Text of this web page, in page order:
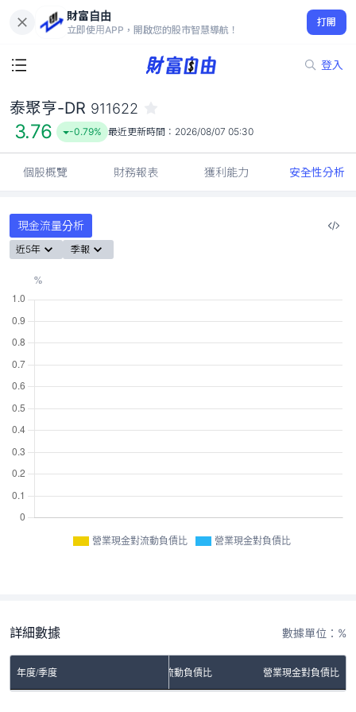
財富自由
立即使用APP，開啟您的股市智慧導航！
打開
登入
3.76
-0.79%
泰聚亨-DR 911622
3.76 -0.79% 最近更新時間： 2026/08/07 05:30
個股概覽 財務報表 獲利能力 安全性分析
現金流量分析
近5年 季報
營業現金對流動負債比 營業現金對負債比
詳細數據 數據單位：%
年度/季度 營業現金對流動負債比 營業現金對負債比